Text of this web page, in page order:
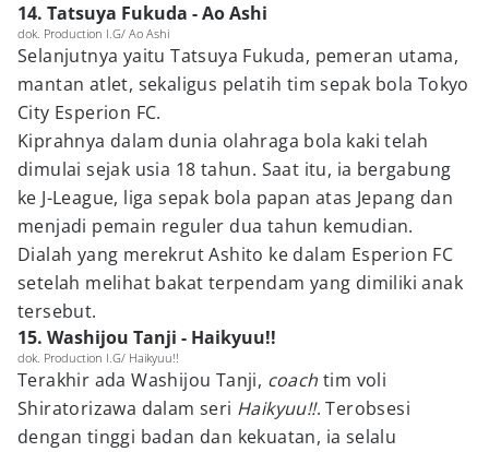
14. Tatsuya Fukuda - Ao Ashi
dok. Production I.G/ Ao Ashi
Selanjutnya yaitu Tatsuya Fukuda, pemeran utama,
mantan atlet, sekaligus pelatih tim sepak bola Tokyo
City Esperion FC.
Kiprahnya dalam dunia olahraga bola kaki telah
dimulai sejak usia 18 tahun. Saat itu, ia bergabung
ke J-League, liga sepak bola papan atas Jepang dan
menjadi pemain reguler dua tahun kemudian.
Dialah yang merekrut Ashito ke dalam Esperion FC
setelah melihat bakat terpendam yang dimiliki anak
tersebut.
15. Washijou Tanji - Haikyuu!!
dok. Production I.G/ Haikyuu!!
Terakhir ada Washijou Tanji, coach tim voli
Shiratorizawa dalam seri Haikyuu!!. Terobsesi
dengan tinggi badan dan kekuatan, ia selalu